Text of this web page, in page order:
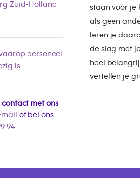
Zuid-Holland
personeel
is
contact met ons
of bel ons
94
staan voor je
als geen
leren je
de slag met
heel
vertellen je